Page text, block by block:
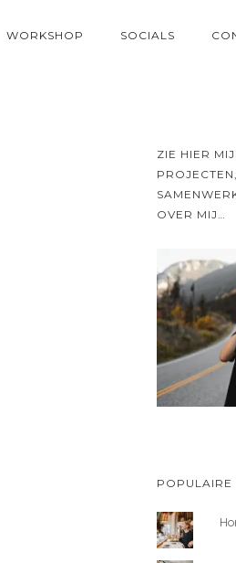
WORKSHOP SOCIALS
ZIE HIER
OVER MIJ…
POPULAIRE